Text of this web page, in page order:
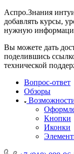
Аспро.Знания
добавлять курсы,
нужную
Вы можете дать
поделившись
технической
Вопрос-ответ
Обзоры
Кнопки
Иконки